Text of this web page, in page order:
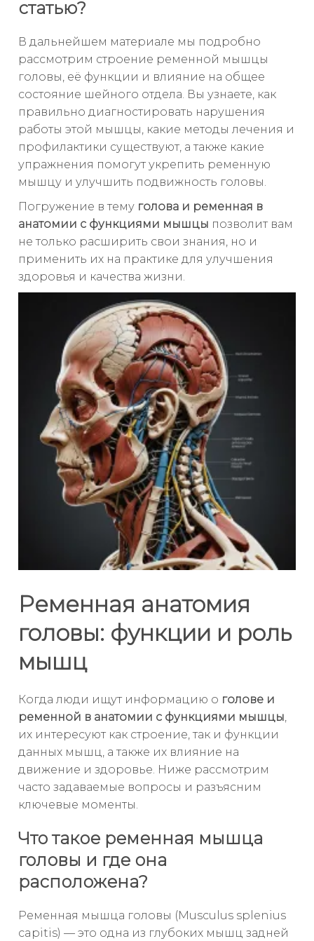
статью?
В дальнейшем материале мы подробно
рассмотрим строение ременной мышцы
головы, её функции и влияние на общее
состояние шейного отдела. Вы узнаете, как
правильно диагностировать нарушения
работы этой мышцы, какие методы лечения и
профилактики существуют, а также какие
упражнения помогут укрепить ременную
мышцу и улучшить подвижность головы.
Погружение в тему голова и ременная в
анатомии с функциями мышцы позволит вам
не только расширить свои знания, но и
применить их на практике для улучшения
здоровья и качества жизни.
Ременная анатомия
головы: функции и роль
мышц
Когда люди ищут информацию о голове и
ременной в анатомии с функциями мышцы,
их интересуют как строение, так и функции
данных мышц, а также их влияние на
движение и здоровье. Ниже рассмотрим
часто задаваемые вопросы и разъясним
ключевые моменты.
Что такое ременная мышца
головы и где она
расположена?
Ременная мышца головы (Musculus splenius
capitis) — это одна из глубоких мышц задней